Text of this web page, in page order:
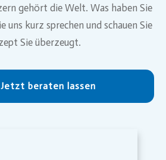
gehört die Welt. Was haben Sie
uns kurz sprechen und schauen Sie
Sie überzeugt.
Jetzt beraten lassen